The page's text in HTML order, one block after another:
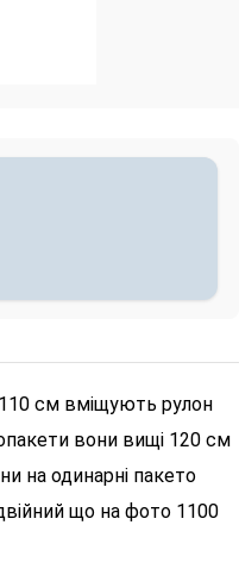
110 см вміщують рулон
вони вищі 120 см
на одинарні пакето
що на фото 1100